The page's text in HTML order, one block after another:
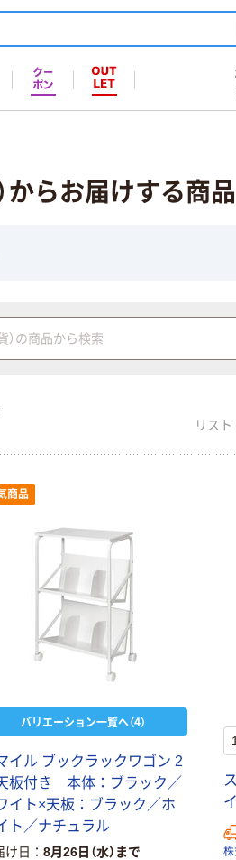
からお届けする商
リスト
商品
バリエーション一覧へ（4）
イ ル ブック ラ ック ワ ゴ ン 2
板付き 本体： ブラ ック ／
イ ト×天板 ： ブラ ック ／ホ
ト ／ナチ ュ ラ ル
け日 8月26日（水）まで
ス
イ
株